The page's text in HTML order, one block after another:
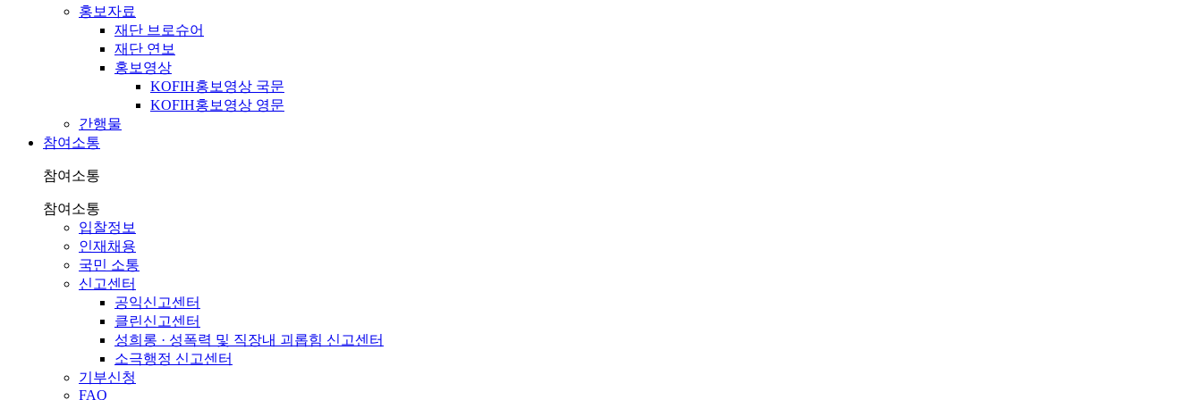
홍보자료
재단 브로슈어
재단 연보
홍보영상
KOFIH홍보영상 국문
KOFIH홍보영상 영문
간행물
참여소통
참여소통
참여소통
입찰정보
인재채용
국민 소통
신고센터
공익신고센터
클린신고센터
성희롱 · 성폭력 및 직장내 괴롭힘 신고센터
소극행정 신고센터
기부신청
FAQ